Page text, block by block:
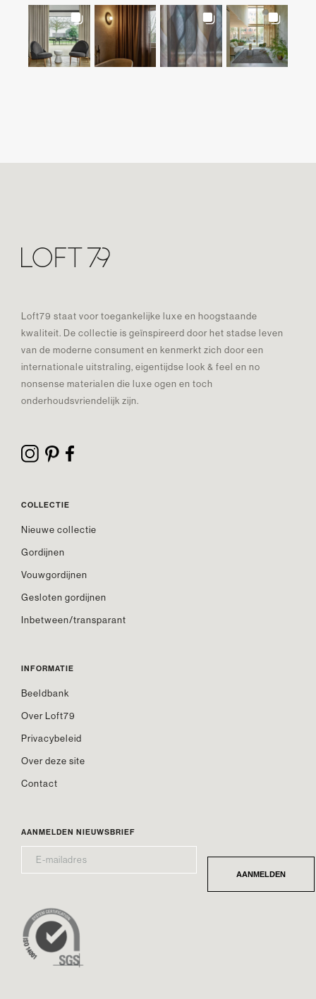
Loft79 staat voor toegankelijke luxe en hoogstaande
kwaliteit. De collectie is geïnspireerd door het stadse leven
van de moderne consument en kenmerkt zich door een
internationale uitstraling, eigentijdse look & feel en no
nonsense materialen die luxe ogen en toch
onderhoudsvriendelijk zijn.
COLLECTIE
Nieuwe collectie
Gordijnen
Vouwgordijnen
Gesloten gordijnen
Inbetween/transparant
INFORMATIE
Beeldbank
Over Loft79
Privacybeleid
Over deze site
Contact
AANMELDEN NIEUWSBRIEF
MAILADRES* AANMELDEN